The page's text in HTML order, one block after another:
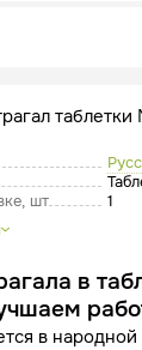
шт
1
в
в